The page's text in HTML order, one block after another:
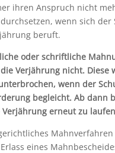
Kontraste
ihren Anspruch nicht
wenn sich der
beruft.
oder schriftliche
Verjährung nicht. Diese
wenn der
begleicht. Ab dann
erneut zu
Mahnverfahren
eines